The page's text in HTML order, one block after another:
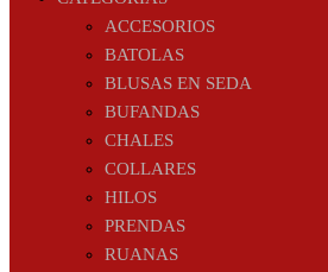
ACCESORIOS
BATOLAS
BLUSAS EN SEDA
BUFANDAS
CHALES
COLLARES
HILOS
PRENDAS
RUANAS